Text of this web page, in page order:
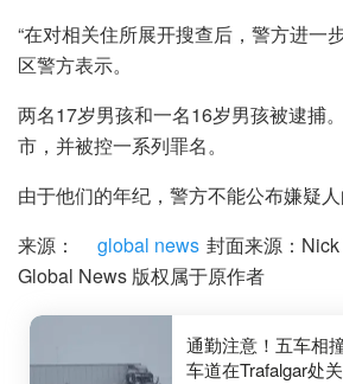
“在对相关住所展开搜查后，警方进一
区警方表示。
两名17岁男孩和一名16岁男孩被逮捕
市，并被控一系列罪名。
由于他们的年纪，警方不能公布嫌疑人
来源：
global news 封面来源：
Global News 版权属于原作者
通勤注意！五车相
车道在Trafalgar处关